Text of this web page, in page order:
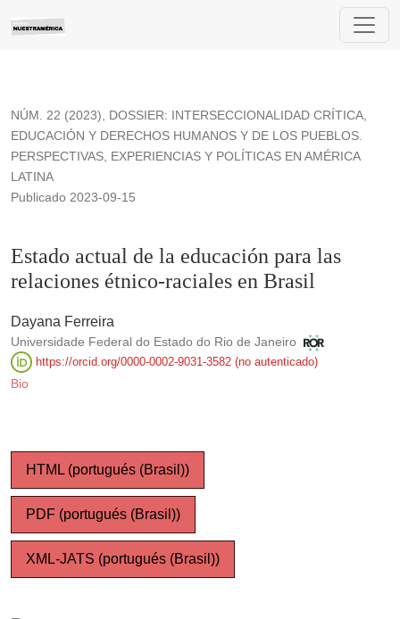
Estado actual de la educación para las relaciones étnico-
NÚM. 22 (2023), DOSSIER: INTERSECCIONALIDAD CRÍTICA,
EDUCACIÓN Y DERECHOS HUMANOS Y DE LOS PUEBLOS.
PERSPECTIVAS, EXPERIENCIAS Y POLÍTICAS EN AMÉRICA
LATINA
Estado actual de la educación para las
relaciones étnico-raciales en Brasil
Publicado 2023-09-15
Dayana Ferreira
Universidade Federal do Estado do Rio de Janeiro
https://orcid.org/0000-0002-9031-3582 (no autenticado)
Bio
HTML (portugués (Brasil))
PDF (portugués (Brasil))
XML-JATS (portugués (Brasil))